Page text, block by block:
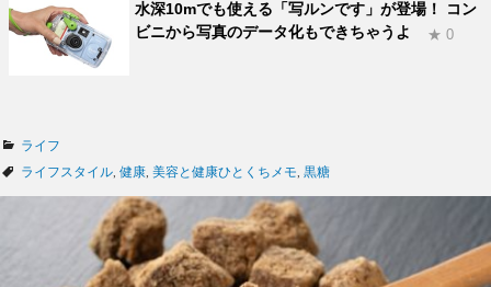
水深10mでも使える「写ルンです」が登場！ コン
ビニから写真のデータ化もできちゃうよ
★ 0
カ
テ
ライフ
タ
ライフスタイル 健康 美容と健康ひとくちメモ 黒糖